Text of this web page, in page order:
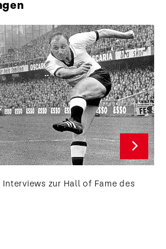
zur Hall of Fame des